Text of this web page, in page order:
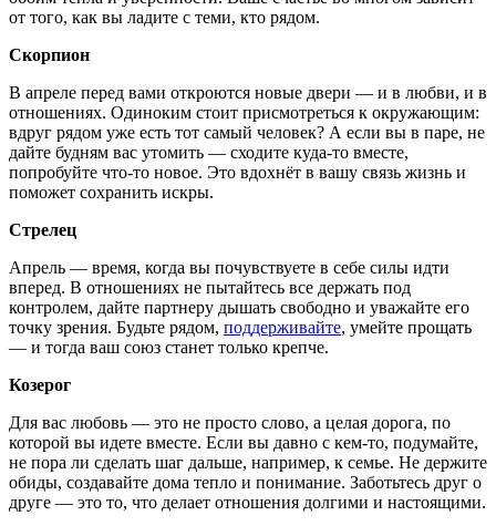
от того, как вы ладите с теми, кто рядом.
Скорпион
В апреле перед вами откроются новые двери — и в любви, и в
отношениях. Одиноким стоит присмотреться к окружающим:
вдруг рядом уже есть тот самый человек? А если вы в паре, не
дайте будням вас утомить — сходите куда-то вместе,
попробуйте что-то новое. Это вдохнёт в вашу связь жизнь и
поможет сохранить искры.
Стрелец
Апрель — время, когда вы почувствуете в себе силы идти
вперед. В отношениях не пытайтесь все держать под
контролем, дайте партнеру дышать свободно и уважайте его
точку зрения. Будьте рядом, поддерживайте, умейте прощать
— и тогда ваш союз станет только крепче.
Козерог
Для вас любовь — это не просто слово, а целая дорога, по
которой вы идете вместе. Если вы давно с кем-то, подумайте,
не пора ли сделать шаг дальше, например, к семье. Не держите
обиды, создавайте дома тепло и понимание. Заботьтесь друг о
друге — это то, что делает отношения долгими и настоящими.